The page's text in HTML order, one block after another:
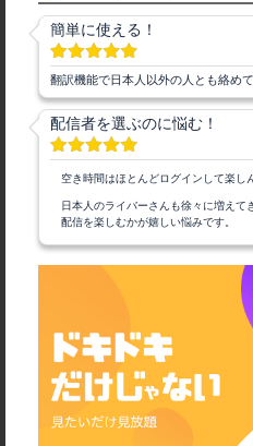
簡単に使える！
翻訳機能で日本人以外の人とも絡め
配信者を選ぶのに悩む！
空き時間はほとんどログインして楽し
日本人のライバーさんも徐々に増えて
配信を楽しむかが嬉しい悩みです。